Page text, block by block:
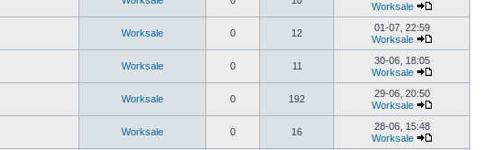
Worksale
Worksale 0 12
01-07, 22:59
Worksale
Worksale 0 11
30-06, 18:05
Worksale
Worksale 0 192
29-06, 20:50
Worksale
Worksale 0 16
28-06, 15:48
Worksale